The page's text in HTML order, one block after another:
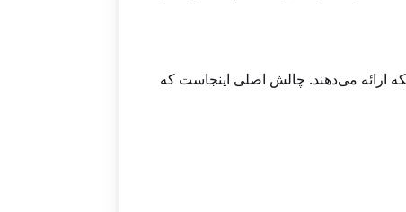
ارائه می‌دهند. چالش اصلی اینجاست که